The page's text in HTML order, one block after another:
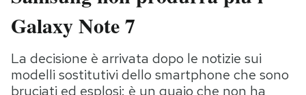
Politica
Tecnologia
Internet
Storie/Idee
Ok Boomer!
Galaxy Note 7
La decisione è arrivata dopo le notizie sui
modelli sostitutivi dello smartphone che sono
bruciati ed esplosi: è un guaio che non ha